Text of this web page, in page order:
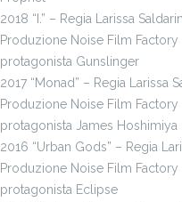
2018 “I.” – Regia Larissa
Produzione Noise Film Factory
protagonista Gunslinger
2017 “Monad” – Regia Larissa
Produzione Noise Film Factory
protagonista James Hoshimiya
2016 “Urban Gods” – Regia
Produzione Noise Film Factory
protagonista Eclipse